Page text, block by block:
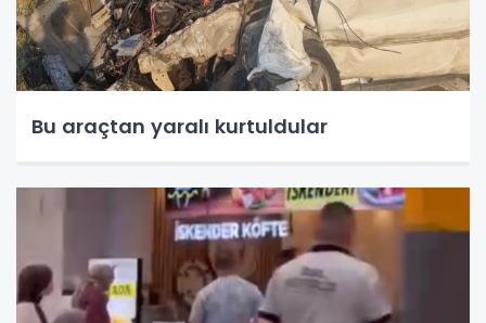
Bu araçtan yaralı kurtuldular